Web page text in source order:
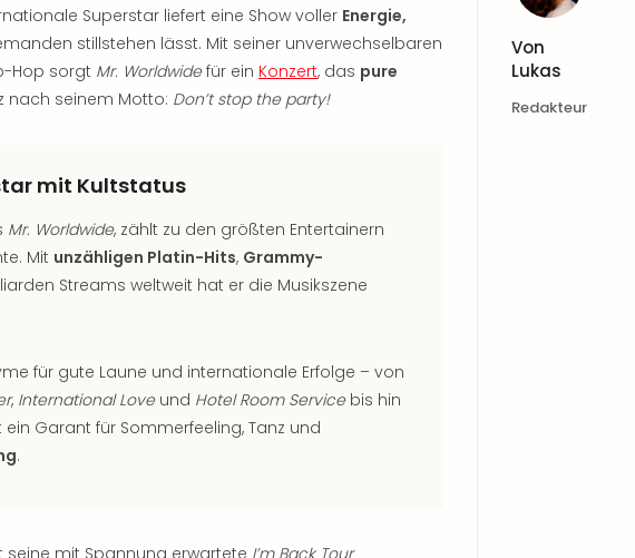
Superstar liefert eine Show voller Energie,
stillstehen lässt. Mit seiner unverwechselbaren
Hop sorgt Mr. Worldwidefür ein Konzert, das pure
nach seinem Motto: Don’t stop the party!
mit Kultstatus
Mr. Worldwide, zählt zu den größten Entertainern
Mit unzähligen Platin-Hits, Grammy-
Streams weltweit hat er die Musikszene
für gute Laune und internationale Erfolge – von
, International Loveund Hotel Room Servicebis hin
ein Garant für Sommerfeeling, Tanz und
.
mit Spannung erwartete I’m Back Tour
Von
Lukas
Redakteur